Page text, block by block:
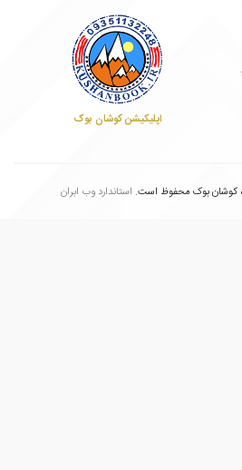
اپلیکیشن کوشان بوک
بوک محفوظ است.استاندارد وب ابران